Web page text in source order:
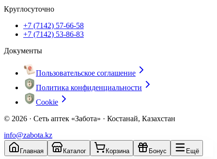
Круглосуточно
+7 (7142) 57-66-58
+7 (7142) 53-86-83
Документы
Пользовательское соглашение
Политика конфиденциальности
Cookie
© 2026 · Сеть аптек «Забота» · Костанай, Казахстан
info@zabota.kz
Главная Каталог Корзина Бонус Ещё